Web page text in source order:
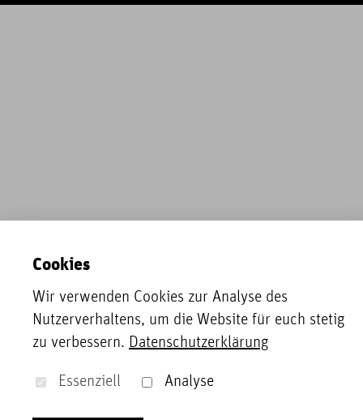
Cookies
Wir verwenden Cookies zur Analyse des
Nutzerverhaltens, um die Website für euch stetig
zu verbessern. Datenschutzerklärung
Essenziell Analyse